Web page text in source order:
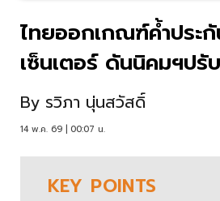
ไทยออกเกณฑ์ค้ำประ
เซ็นเตอร์ ดันนิคมฯปรั
By รวิภา นุ่นสวัสดิ์
14 พ.ค. 69 | 00:07 น.
KEY POINTS